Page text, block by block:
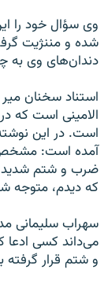
وی سؤال خود را
شده و مننژیت
دندان‌های وی به
استناد سخنان
الامینی است که در
است. در این
آمده است: مشخص
ضرب و شتم شدید
که دیدم، متوجه
سهراب سلیمانی
می‌داند کسی ادعا
و شتم قرار گرفته